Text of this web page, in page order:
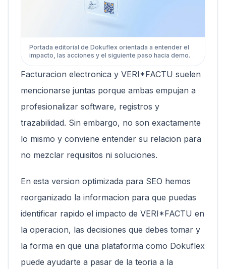
Portada editorial de Dokuflex orientada a entender el
impacto, las acciones y el siguiente paso hacia demo.
Facturacion electronica y VERI*FACTU suelen
mencionarse juntas porque ambas empujan a
profesionalizar software, registros y
trazabilidad. Sin embargo, no son exactamente
lo mismo y conviene entender su relacion para
no mezclar requisitos ni soluciones.
En esta version optimizada para SEO hemos
reorganizado la informacion para que puedas
identificar rapido el impacto de VERI*FACTU en
la operacion, las decisiones que debes tomar y
la forma en que una plataforma como Dokuflex
puede ayudarte a pasar de la teoria a la